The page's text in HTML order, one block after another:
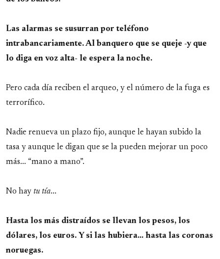
Las alarmas se susurran por teléfono
intrabancariamente. Al banquero que se queje -y que
lo diga en voz alta- le espera la noche.
Pero cada día reciben el arqueo, y el número de la fuga es
terrorífico.
Nadie renueva un plazo fijo, aunque le hayan subido la
tasa y aunque le digan que se la pueden mejorar un poco
más... “mano a mano”.
No hay tu tía...
Hasta los más distraídos se llevan los pesos, los
dólares, los euros. Y si las hubiera... hasta las coronas
noruegas.